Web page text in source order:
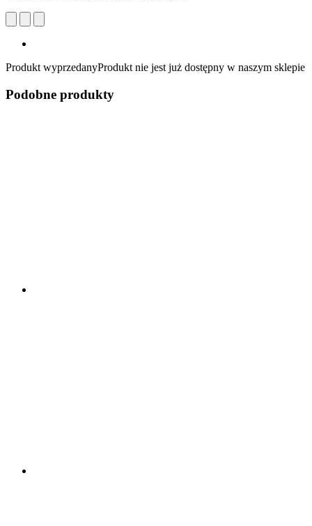
Produkt wyprzedanyProdukt nie jest już dostępny w naszym sklepie
Podobne produkty